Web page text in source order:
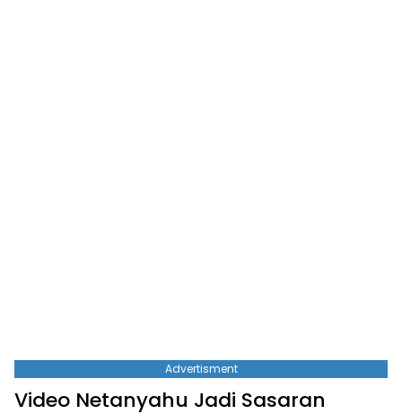
Advertisment
Video Netanyahu Jadi Sasaran